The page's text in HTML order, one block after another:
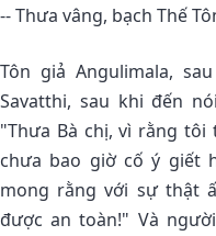
-- Thưa vâng, bạch Thế
Tôn giả Angulimala,
Savatthi, sau khi đến
"Thưa Bà chị, vì rằng
chưa bao giờ cố ý giết
mong rằng với sự thật
được an toàn!" Và